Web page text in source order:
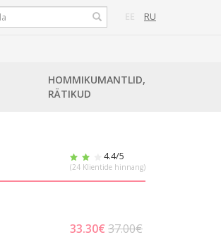
EE RU
HOMMIKUMANTLID,
RÄTIKUD
4.4/5
(24 Klientide hinnang)
33.30€ 37.00€